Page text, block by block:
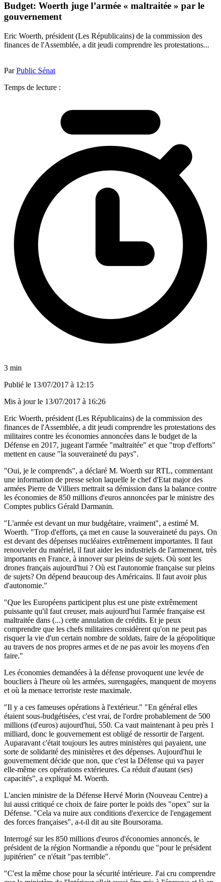
Budget: Woerth juge l’armée « maltraitée » par le
gouvernement
Eric Woerth, président (Les Républicains) de la commission des
finances de l'Assemblée, a dit jeudi comprendre les protestations...
ParPublic Sénat
Temps de lecture :
3 min
Publié le 13/07/2017 à 12:15
Mis à jour le 13/07/2017 à 16:26
Eric Woerth, président (Les Républicains) de la commission des
finances de l'Assemblée, a dit jeudi comprendre les protestations des
militaires contre les économies annoncées dans le budget de la
Défense en 2017, jugeant l'armée "maltraitée" et que "trop d'efforts"
mettent en cause "la souveraineté du pays".
"Oui, je le comprends", a déclaré M. Woerth sur RTL, commentant
une information de presse selon laquelle le chef d'Etat major des
armées Pierre de Villiers mettrait sa démission dans la balance contre
les économies de 850 millions d'euros annoncées par le ministre des
Comptes publics Gérald Darmanin.
"L'armée est devant un mur budgétaire, vraiment", a estimé M.
Woerth. "Trop d'efforts, ça met en cause la souveraineté du pays. On
est devant des dépenses nucléaires extrêmement importantes. Il faut
renouveler du matériel, il faut aider les industriels de l'armement, très
importants en France, à innover sur pleins de sujets. Où sont les
drones français aujourd'hui ? Où est l'autonomie française sur pleins
de sujets? On dépend beaucoup des Américains. Il faut avoir plus
d'autonomie."
"Que les Européens participent plus est une piste extrêmement
puissante qu'il faut creuser, mais aujourd'hui l'armée française est
maltraitée dans (...) cette annulation de crédits. Et je peux
comprendre que les chefs militaires considèrent qu'on ne peut pas
risquer la vie d'un certain nombre de soldats, faire de la géopolitique
au travers de nos propres armes et de ne pas avoir les moyens d'en
faire."
Les économies demandées à la défense provoquent une levée de
boucliers à l'heure où les armées, surengagées, manquent de moyens
et où la menace terroriste reste maximale.
"Il y a ces fameuses opérations à l'extérieur." "En général elles
étaient sous-budgétisées, c'est vrai, de l'ordre probablement de 500
millions (d'euros) aujourd'hui, 550. Ca vaut maintenant à peu près 1
milliard, donc le gouvernement est obligé de ressortir de l'argent.
Auparavant c'était toujours les autres ministères qui payaient, une
sorte de solidarité des ministères et des dépenses. Aujourd'hui le
gouvernement décide que non, que c'est la Défense qui va payer
elle-même ces opérations extérieures. Ca réduit d'autant (ses)
capacités", a expliqué M. Woerth.
L'ancien ministre de la Défense Hervé Morin (Nouveau Centre) a
lui aussi critiqué ce choix de faire porter le poids des "opex" sur la
Défense. "Cela va nuire aux conditions d'exercice de l'engagement
des forces françaises", a-t-il dit au site Boursorama.
Interrogé sur les 850 millions d'euros d'économies annoncés, le
président de la région Normandie a répondu que "pour le président
jupitérien" ce n'était "pas terrible".
"C'est la même chose pour la sécurité intérieure. J'ai cru comprendre